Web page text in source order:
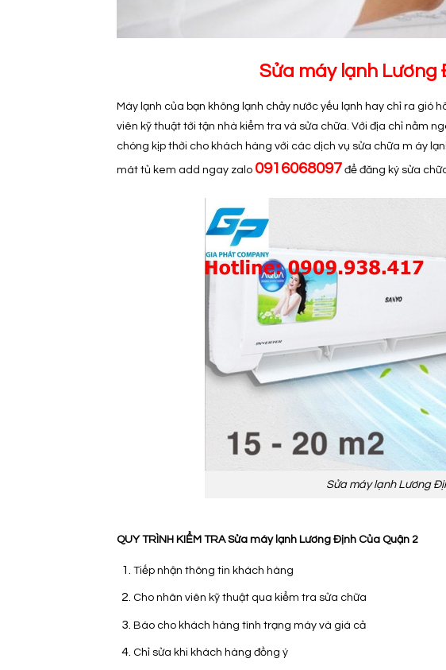
Sửa máy lạnh Lương
Máy lạnh của bạn không lạnh chảy nước yếu lạnh hay chỉ ra gió
viên kỹ thuật tới tận nhà kiểm tra và sửa chữa. Với địa chỉ nằm
chóng kịp thời cho khách hàng với các dịch vụ sửa chữa m áy
mát tủ kem add ngay zalo 0916068097 để đăng ký sửa
Sửa máy lạnh Lương
QUY TRÌNH KIỂM TRA Sửa máy lạnh Lương Định Của Quận 2
Tiếp nhận thông tin khách hàng
Cho nhân viên kỹ thuật qua kiểm tra sửa chữa
Báo cho khách hàng tình trạng máy và giá cả
Chỉ sửa khi khách hàng đồng ý